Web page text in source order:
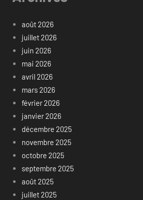
août 2026
juillet 2026
juin 2026
mai 2026
avril 2026
mars 2026
février 2026
janvier 2026
décembre 2025
novembre 2025
octobre 2025
septembre 2025
août 2025
juillet 2025